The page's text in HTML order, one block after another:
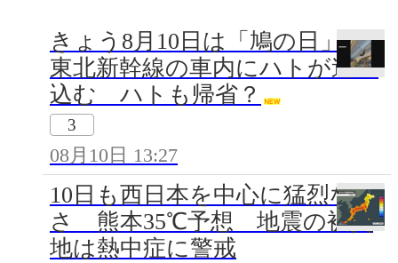
きょう8月10日は「鳩の日」
東北新幹線の車内にハトが迷い
込む ハトも帰省？
3
08月10日 13:27
10日も西日本を中心に猛烈な暑
さ 熊本35℃予想 地震の被災
地は熱中症に警戒